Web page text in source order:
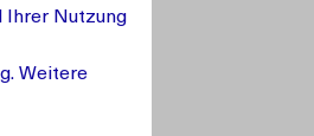
Ihrer Nutzung
Weitere